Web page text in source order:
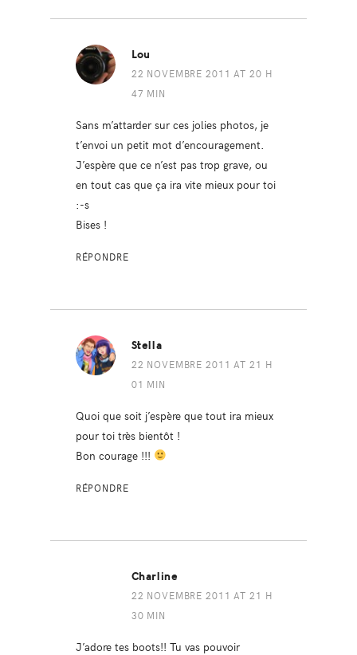
Lou
22 NOVEMBRE 2011 AT 20 H
47 MIN
Sans m’attarder sur ces jolies photos, je
t’envoi un petit mot d’encouragement.
J’espère que ce n’est pas trop grave, ou
en tout cas que ça ira vite mieux pour toi
:-s
Bises !
RÉPONDRE
Stella
22 NOVEMBRE 2011 AT 21 H
01 MIN
Quoi que soit j’espère que tout ira mieux
pour toi très bientôt !
Bon courage !!!
RÉPONDRE
Charline
22 NOVEMBRE 2011 AT 21 H
30 MIN
J’adore tes boots!! Tu vas pouvoir